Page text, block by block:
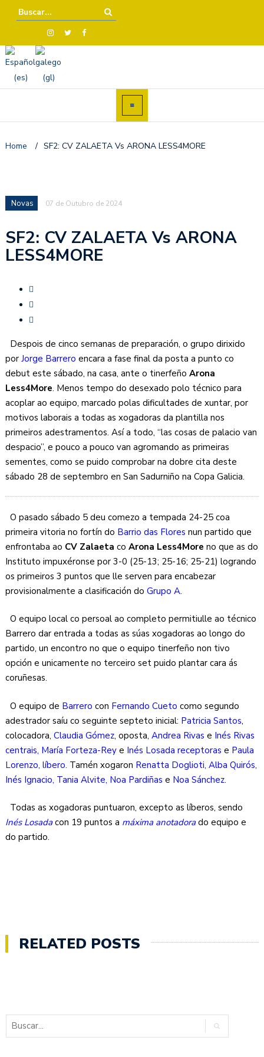
Home / SF2: CV ZALAETA Vs ARONA LESS4MORE
Novas 07 de Outubro de 2024
SF2: CV ZALAETA Vs ARONA
LESS4MORE
Despois de cinco semanas de preparación, o grupo dirixido
porJorge Barrero encara a fase final da posta a punto co
debut este sábado, na casa, ante o tinerfeño Arona
Less4More. Menos tempo do desexado polo técnico para
acoplar ao equipo, marcado polas dificultades de xuntar, por
motivos laborais a todas as xogadoras da plantilla nos
primeiros adestramentos. Así a todo, “las cosas de palacio van
despacio”, e pouco a pouco van agromando as primeiras
sementes, como se puido comprobar na dobre cita deste
sábado 28 de septembro en San Sadurniño na Copa Galicia.
O pasado sábado 5 deu comezo a tempada 24-25 coa
primeira vitoria no fortín do Barrio das Flores nun partido que
enfrontaba ao CV Zalaeta coArona Less4More no que as do
Instituto impuxéronse por 3-0 (25-13; 25-16; 25-21) logrando
os primeiros 3 puntos que lle serven para encabezar
provisionalmente a clasificación doGrupo A.
O equipo local co persoal ao completo permitiulle ao técnico
Barrero dar entrada a todas as súas xogadoras ao longo do
partido, un encontro no que o equipo tinerfeño non tivo
opción e unicamente no terceiro set puido plantar cara ás
coruñesas.
O equipo de Barrero con Fernando Cueto como segundo
adestrador saíu co seguinte septeto inicial: Patricia Santos,
colocadora, Claudia Gómez, oposta, Andrea Rivase Inés Rivas
centrais, María Forteza-Reye Inés Losada receptorase Paula
Lorenzo, líbero. Tamén xogaron Renatta Doglioti, Alba Quirós,
Inés Ignacio, Tania Alvite, Noa Pardiñase Noa Sánchez.
Todas as xogadoras puntuaron, excepto as líberos, sendo
Inés Losada con 19 puntos a máxima anotadorado equipo e
do partido.
RELATED POSTS